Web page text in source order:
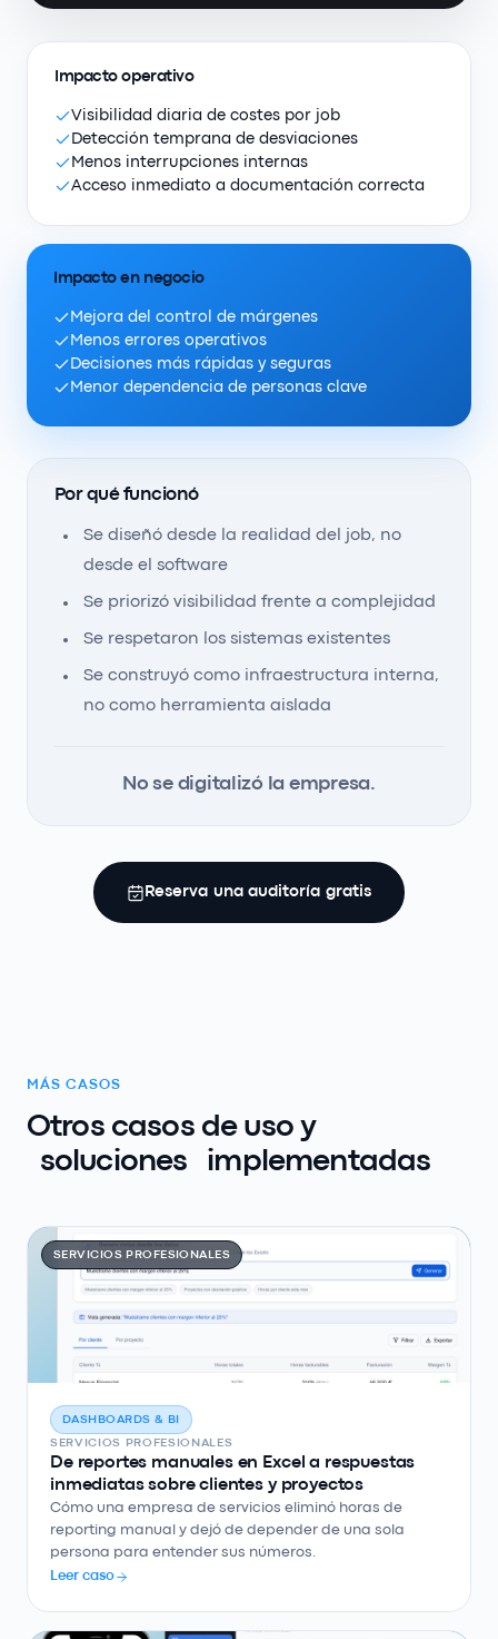
Impacto operativo
Visibilidad diaria de costes por job
Detección temprana de desviaciones
Menos interrupciones internas
Acceso inmediato a documentación correcta
Impacto en negocio
Mejora del control de márgenes
Menos errores operativos
Decisiones más rápidas y seguras
Menor dependencia de personas clave
Por qué funcionó
Se diseñó desde la realidad del job, no
desde el software
Se priorizó visibilidad frente a complejidad
Se respetaron los sistemas existentes
Se construyó como infraestructura interna,
no como herramienta aislada
No se digitalizó la empresa.
Reserva una auditoría gratis
MÁS CASOS
Otros casos de uso y
soluciones
implementadas
SERVICIOS PROFESIONALES
DASHBOARDS & BI
SERVICIOS PROFESIONALES
De reportes manuales en Excel a respuestas
inmediatas sobre clientes y proyectos
Cómo una empresa de servicios eliminó horas de
reporting manual y dejó de depender de una sola
persona para entender sus números.
Leer caso